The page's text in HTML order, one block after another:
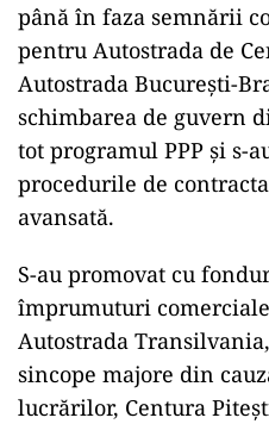
până în faza semnării
pentru Autostrada de
Autostrada București-
schimbarea de guvern
tot programul PPP și s-
procedurile de
avansată.
S-au promovat cu
împrumuturi
Autostrada
sincope majore din
lucrărilor, Centura